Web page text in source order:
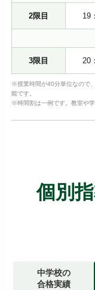
2限目 19
3限目 20
※授業時間が40分単位なので
能です。
※時間割は一例です。教室や
個別
中学校の
合格実績